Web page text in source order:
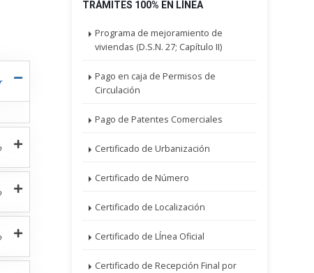
TRÁMITES 100% EN LÍNEA
Programa de mejoramiento de
viviendas (D.S.N. 27; Capítulo II)
Pago en caja de Permisos de
Circulación
Pago de Patentes Comerciales
Certificado de Urbanización
Certificado de Número
Certificado de Localización
Certificado de LÍnea Oficial
Certificado de Recepción Final por